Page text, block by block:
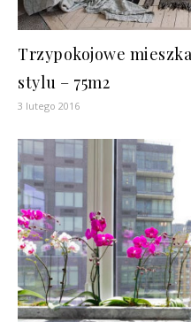
Trzypokojowe
stylu – 75m2
3 lutego 2016